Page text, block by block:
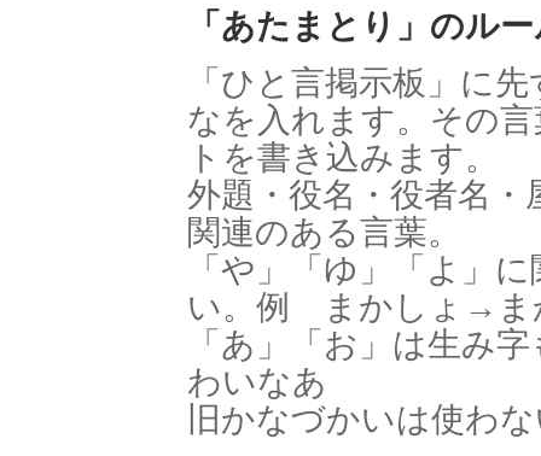
「あたまとり」のル
「ひと言掲示板
なを入れます。その
トを書き込みます。
外題・役名・役者名
関連のある言葉。
「や」「ゆ」「よ」
い。例 まかしょ→ま
「あ」「お」は生
わいなあ
旧かなづかいは使